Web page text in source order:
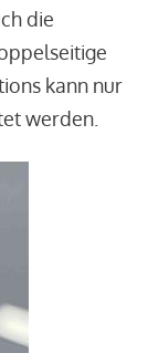
die
kann nur
werden.